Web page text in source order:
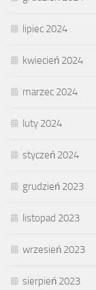
lipiec 2024
kwiecień 2024
marzec 2024
luty 2024
styczeń 2024
grudzień 2023
listopad 2023
wrzesień 2023
sierpień 2023